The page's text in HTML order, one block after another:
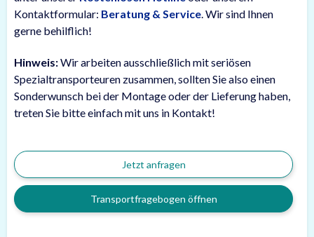
Kontaktformular: Beratung & Service. Wir sind Ihnen
gerne behilflich!
Hinweis:Wir arbeiten ausschließlich mit seriösen
Spezialtransporteuren zusammen, sollten Sie also einen
Sonderwunsch bei der Montage oder der Lieferung haben,
treten Sie bitte einfach mit uns in Kontakt!
Jetzt anfragen
Transportfragebogen öffnen